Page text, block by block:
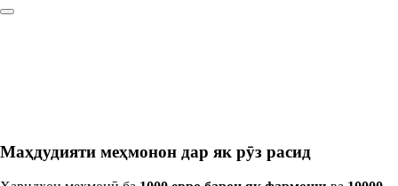
Маҳдудияти меҳмонон дар як рӯз расид